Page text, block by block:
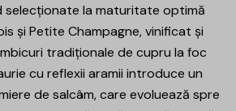
selecționate la maturitate optimă
și Petite Champagne, vinificat și
tradiționale de cupru la foc
cu reflexii aramii introduce un
de salcâm, care evoluează spre